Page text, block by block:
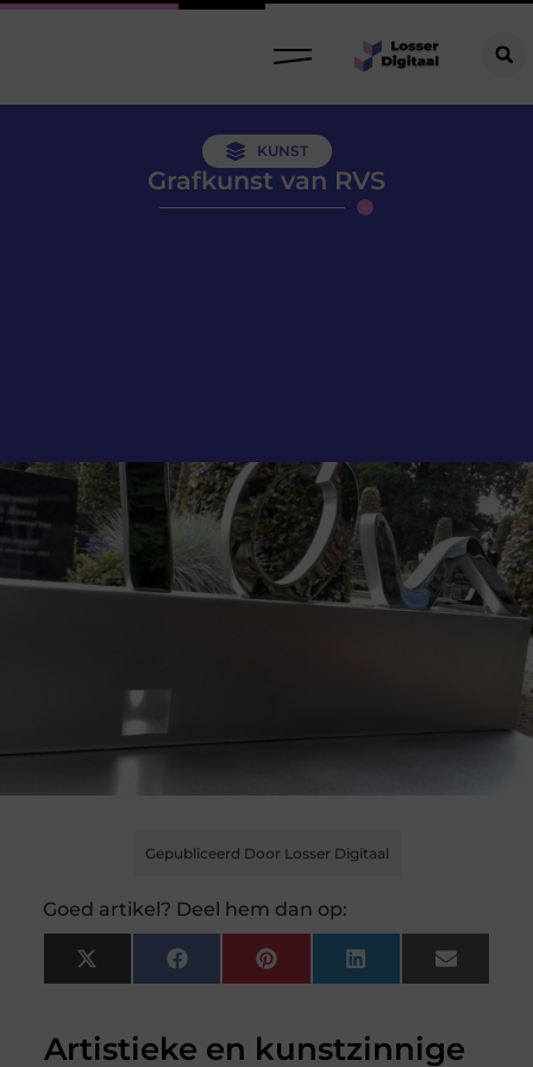
KUNST
Grafkunst van RVS
Gepubliceerd Door Losser Digitaal
Goed artikel? Deel hem dan op:
X
(Twitter)
FacebookPinterest LinkedIn Email
Artistieke en kunstzinnige